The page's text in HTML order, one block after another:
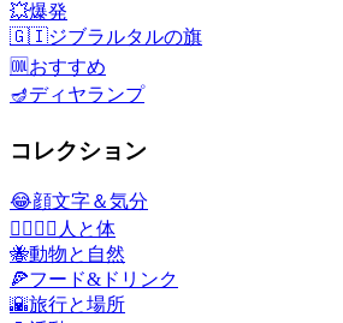
💥爆発
🇬🇮ジブラルタルの旗
🆒おすすめ
🪔ディヤランプ
コレクション
😂顔文字＆気分
👩‍❤️‍💋‍👨 人と体
🐝動物と自然
🍕フード&ドリンク
🌇旅行と場所